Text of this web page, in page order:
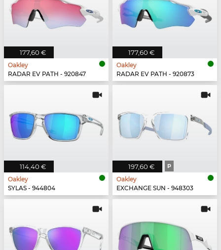
177,60 €
Oakley
RADAR EV PATH - 920847
177,60 €
Oakley
RADAR EV PATH - 920873
114,40 €
Oakley
SYLAS - 944804
197,60 € P
Oakley
EXCHANGE SUN - 948303